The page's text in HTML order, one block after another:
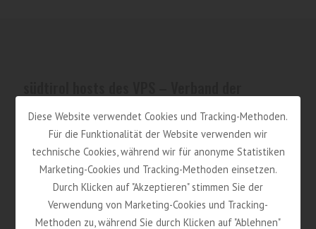
Gerbergasse 40
I-39100 Bozen (BZ)
Kontakt
Diese Website verwendet Cookies und Tracking-Methoden.
Für die Funktionalität der Website verwenden wir
technische Cookies, während wir für anonyme Statistiken
Marketing-Cookies und Tracking-Methoden einsetzen.
Durch Klicken auf "Akzeptieren" stimmen Sie der
Verwendung von Marketing-Cookies und Tracking-
Methoden zu, während Sie durch Klicken auf "Ablehnen"